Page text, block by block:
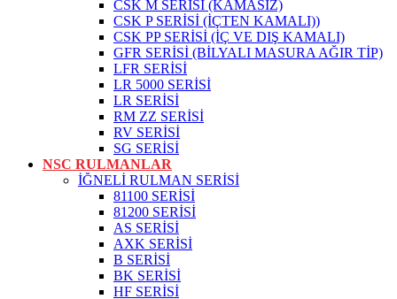
CSK M SERİSİ (KAMASIZ)
CSK P SERİSİ (İÇTEN KAMALI))
CSK PP SERİSİ (İÇ VE DIŞ KAMALI)
GFR SERİSİ (BİLYALI MASURA AĞIR TİP)
LFR SERİSİ
LR 5000 SERİSİ
LR SERİSİ
RM ZZ SERİSİ
RV SERİSİ
SG SERİSİ
NSC RULMANLAR
İĞNELİ RULMAN SERİSİ
81100 SERİSİ
81200 SERİSİ
AS SERİSİ
AXK SERİSİ
B SERİSİ
BK SERİSİ
HF SERİSİ